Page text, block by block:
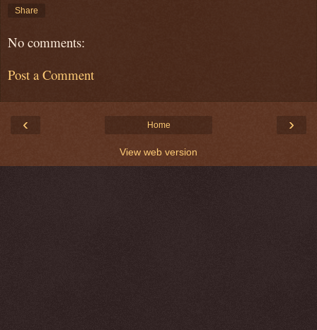
Share
No comments:
Post a Comment
‹ ›
Home
View web version